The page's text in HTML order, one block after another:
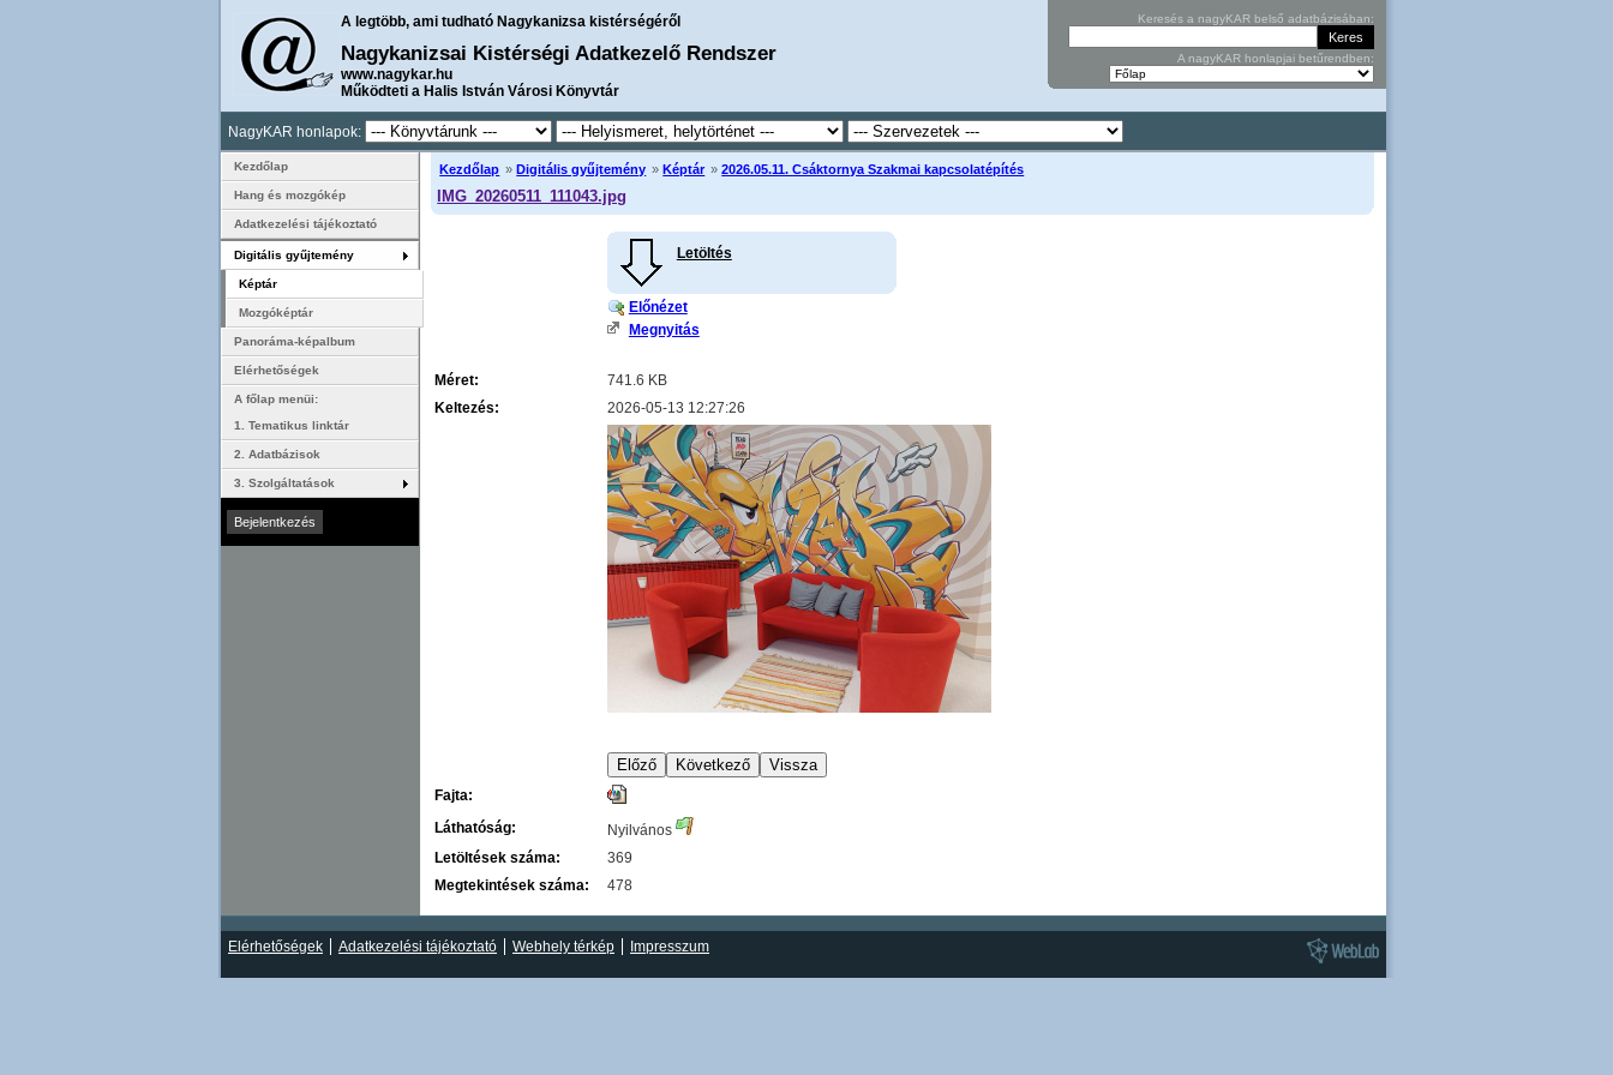
A legtöbb, ami tudható Nagykanizsa kistérségéről
Nagykanizsai Kistérségi Adatkezelő Rendszer
www.nagykar.hu
Működteti a Halis István Városi Könyvtár
Keresés a nagyKAR belső adatbázisában:
A nagyKAR honlapjai betűrendben:
NagyKAR honlapok:
Kezdőlap » Digitális gyűjtemény » Képtár »2026.05.11. Csáktornya Szakmai kapcsolatépítés
IMG_20260511_111043.jpg
Letöltés
Előnézet
Megnyitás
Méret:
741.6 KB
Keltezés:
2026-05-13 12:27:26
Fajta:
Láthatóság:
Nyilvános
Letöltések száma:
369
Megtekintések száma:
478
Kezdőlap
Hang és mozgókép
Adatkezelési tájékoztató
Digitális gyűjtemény
Képtár
Mozgóképtár
Panoráma-képalbum
Elérhetőségek
A főlap menüi:
1. Tematikus linktár
2. Adatbázisok
3. Szolgáltatások
Elérhetőségek Adatkezelési tájékoztató Webhely térkép Impresszum